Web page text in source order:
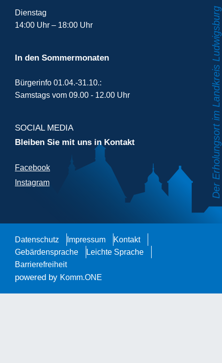
Dienstag
14:00 Uhr – 18:00 Uhr
In den Sommermonaten
Bürgerinfo 01.04.-31.10.:
Samstags vom 09.00 - 12.00 Uhr
SOCIAL MEDIA
Bleiben Sie mit uns in Kontakt
Facebook
Instagram
Datenschutz Impressum
Kontakt
Gebärdensprache
Leichte Sprache
Barrierefreiheit
powered by Komm.ONE